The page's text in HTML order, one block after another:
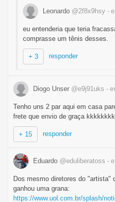
Leonardo @2f8x9hsy -
eu entenderia que teria
comprasse um tênis desses.
+ 3 responder
Diogo Unser @e9j91uks -
Tenho uns 2 par aqui em casa
frete que envio de graça kkkkkkkk
+ 15 responder
Eduardo @eduliberatoss -
Dos mesmo diretores do
ganhou uma grana:
https://www.uol.com.br/splash/